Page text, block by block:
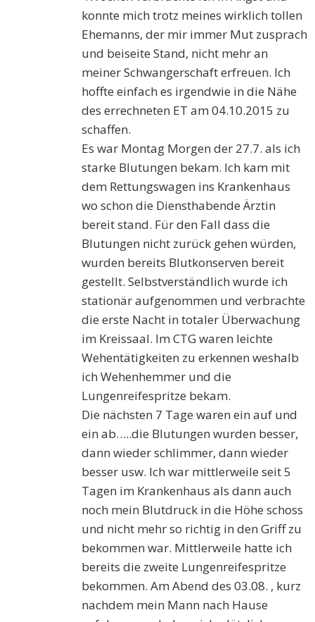
konnte mich trotz meines wirklich tollen
Ehemanns, der mir immer Mut zusprach
und beiseite Stand, nicht mehr an
meiner Schwangerschaft erfreuen. Ich
hoffte einfach es irgendwie in die Nähe
des errechneten ET am 04.10.2015 zu
schaffen.
Es war Montag Morgen der 27.7. als ich
starke Blutungen bekam. Ich kam mit
dem Rettungswagen ins Krankenhaus
wo schon die Diensthabende Ärztin
bereit stand. Für den Fall dass die
Blutungen nicht zurück gehen würden,
wurden bereits Blutkonserven bereit
gestellt. Selbstverständlich wurde ich
stationär aufgenommen und verbrachte
die erste Nacht in totaler Überwachung
im Kreissaal. Im CTG waren leichte
Wehentätigkeiten zu erkennen weshalb
ich Wehenhemmer und die
Lungenreifespritze bekam.
Die nächsten 7 Tage waren ein auf und
ein ab…..die Blutungen wurden besser,
dann wieder schlimmer, dann wieder
besser usw. Ich war mittlerweile seit 5
Tagen im Krankenhaus als dann auch
noch mein Blutdruck in die Höhe schoss
und nicht mehr so richtig in den Griff zu
bekommen war. Mittlerweile hatte ich
bereits die zweite Lungenreifespritze
bekommen. Am Abend des 03.08. , kurz
nachdem mein Mann nach Hause